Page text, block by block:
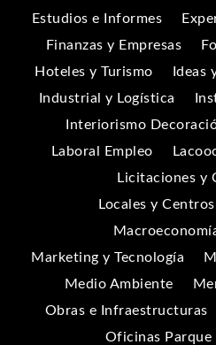
Estudios e Informes
Finanzas y Empresas
Hoteles y Turismo
Ideas
Industrial y Logística
Interiorismo
Laboral Empleo
Licitaciones y
Locales y
Marketing y Tecnología
Medio Ambiente
Obras e Infraestructuras
Oficinas Parque